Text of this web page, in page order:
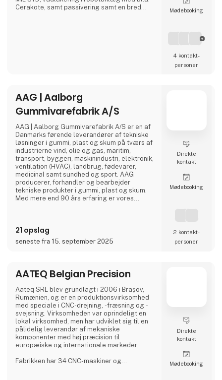
Cerakote, samt passivering samt en bred
Møde­booking
4 kontakt­
personer
AAG | Aalborg
Gummivarefabrik A/S
AAG | Aalborg Gummivarefabrik A/S er en af
Danmarks førende leverandører af tekniske
løsninger i gummi, plast og skum på tværs af
industrierne vind, olie og gas, maritim,
transport, byggeri, maskinindustri, elektronik,
ventilation (HVAC), landbrug, fødevarer,
medicinal samt sundhed og sport. AAG
producerer, forhandler og bearbejder
tekniske produkter i gummi, plast og skum.
Med mere end 90 års erfaring er vores
21 opslag
seneste fra 15. september 2025
Direkte
kontakt
Møde­booking
2 kontakt­
personer
AATEQ Belgian Precision
Aateq SRL blev grundlagt i 2006 i Brașov,
Rumænien, og er en produktionsvirksomhed
med speciale i CNC-drejning, -fræsning og -
svejsning. Virksomheden var oprindeligt en
lokal virksomhed, men har udviklet sig til en
pålidelig leverandør af mekaniske
komponenter med høj præcision til
europæiske og internationale markeder.
Fabrikken har 34 CNC-maskiner og
Direkte
kontakt
Møde­booking